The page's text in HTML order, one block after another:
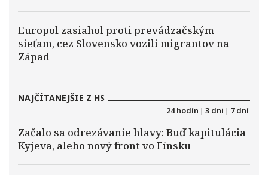
Europol zasiahol proti prevádzačským
sieťam, cez Slovensko vozili migrantov na
Západ
NAJČÍTANEJŠIE Z HS
24 hodín | 3 dni | 7 dní
Začalo sa odrezávanie hlavy: Buď kapitulácia
Kyjeva, alebo nový front vo Fínsku